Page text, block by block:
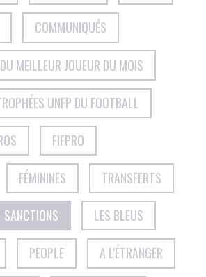
COMMUNIQUÉS
MEILLEUR JOUEUR DU MOIS
UNFP DU FOOTBALL
FIFPRO
FÉMININES TRANSFERTS
SANCTIONS LES BLEUS
PEOPLE A L'ÉTRANGER